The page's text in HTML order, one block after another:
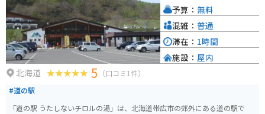
北海道 5 （口コミ1件）
#道の駅
「道の駅 うたしないチロルの湯」は、北海道帯広市の郊外にある道の駅で
予算： 無料
混雑： 普通
滞在： 1時間
施設： 屋内